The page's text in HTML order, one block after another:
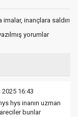
inançlara saldırı
yorumlar
16:43
hys inanın uzman
bunlar